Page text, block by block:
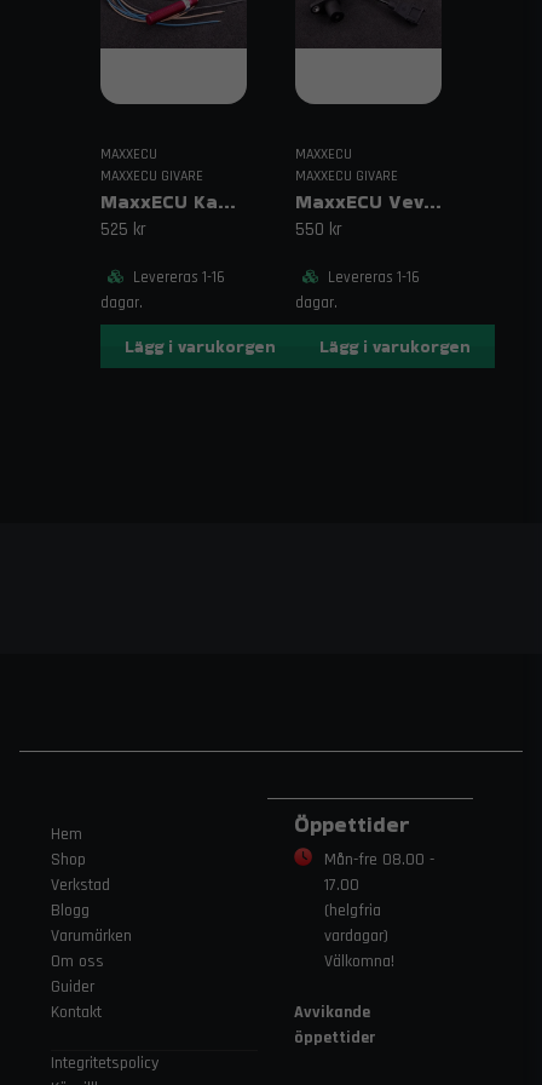
tuning
MAXXECU
MAXXECU GIVARE
MaxxECU Kampositionsgivare Digital Lång
525 kr
Levereras 1-16
dagar.
Lägg i varukorgen
MAXXECU
MAXXECU GIVARE
MaxxECU Vevaxelgivare Bosch VR-givare
550 kr
Levereras 1-16
dagar.
Lägg i varukorgen
Hem
Shop
Verkstad
Blogg
Varumärken
Om oss
Guider
Kontakt
Integritetspolicy
Öppettider
Mån-fre 08.00 -
17.00
(helgfria
vardagar)
Välkomna!
Avvikande
öppettider